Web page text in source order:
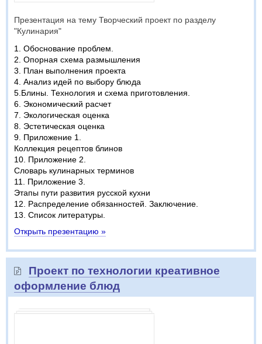
Презентация на тему Творческий проект по разделу
"Кулинария"
1. Обоснование проблем.
2. Опорная схема размышления
3. План выполнения проекта
4. Анализ идей по выбору блюда
5.Блины. Технология и схема приготовления.
6. Экономический расчет
7. Экологическая оценка
8. Эстетическая оценка
9. Приложение 1.
Коллекция рецептов блинов
10. Приложение 2.
Словарь кулинарных терминов
11. Приложение 3.
Этапы пути развития русской кухни
12. Распределение обязанностей. Заключение.
13. Список литературы.
Открыть презентацию »
Проект по технологии креативное
оформление блюд